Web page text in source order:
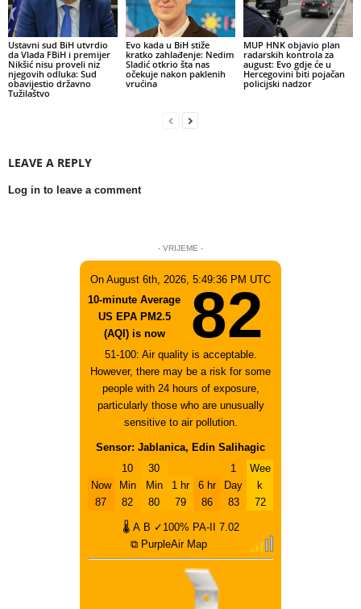
Ustavni sud BiH utvrdio
da Vlada FBiH i premijer
Nikšić nisu proveli niz
njegovih odluka: Sud
obavijestio državno
Tužilaštvo
Evo kada u BiH stiže
kratko zahlađenje: Nedim
Sladić otkrio šta nas
očekuje nakon paklenih
vrućina
MUP HNK objavio plan
radarskih kontrola za
august: Evo gdje će u
Hercegovini biti pojačan
policijski nadzor
LEAVE A REPLY
Log in to leave a comment
- VRIJEME -
On August 6th, 2026, 5:49:36 PM UTC
10-minute Average
US EPA PM2.5
(AQI) is now
82
51-100: Air quality is acceptable.
However, there may be a risk for some
people with 24 hours of exposure,
particularly those who are unusually
sensitive to air pollution.
Sensor: Jablanica, Edin Salihagic
Now
87
10
Min
82
30
Min
80
1 hr
79
6 hr
86
1
Day
83
Wee
k
72
🌡 A B ✓100% PA-II
7.02
⧉ PurpleAir Map